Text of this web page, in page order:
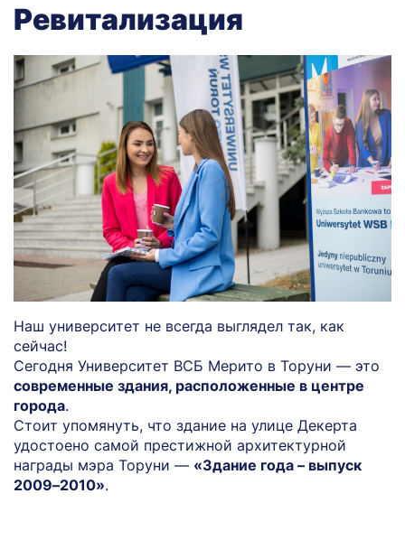
Ревитализация
Наш университет не всегда выглядел так, как
сейчас!
Сегодня Университет ВСБ Мерито в Торуни — это
современные здания, расположенные в центре
города.
Стоит упомянуть, что здание на улице Декерта
удостоено самой престижной архитектурной
награды мэра Торуни — «Здание года – выпуск
2009–2010».